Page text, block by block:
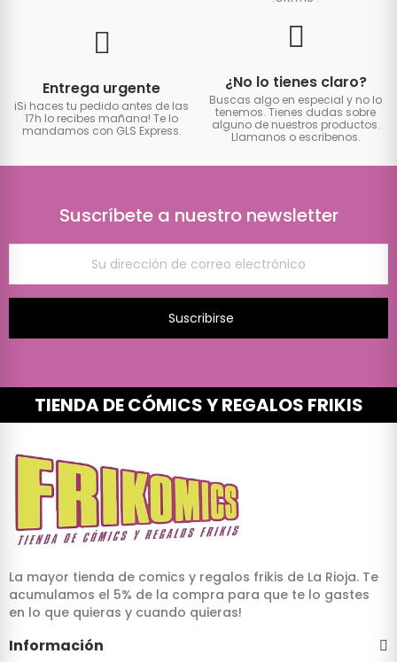
Entrega urgente
iSi haces tu pedido antes de las
17h lo recibes mañana! Te lo
mandamos con GLS Express.
¿No lo tienes claro?
Buscas algo en especial y no lo
tenemos. Tienes dudas sobre
alguno de nuestros productos.
Llamanos o escribenos.
Suscríbete a nuestro newsletter
Suscribirse
TIENDA DE CÓMICS Y REGALOS FRIKIS
La mayor tienda de comics y regalos frikis de La Rioja. Te
acumulamos el 5% de la compra para que te lo gastes
en lo que quieras y cuando quieras!
Información